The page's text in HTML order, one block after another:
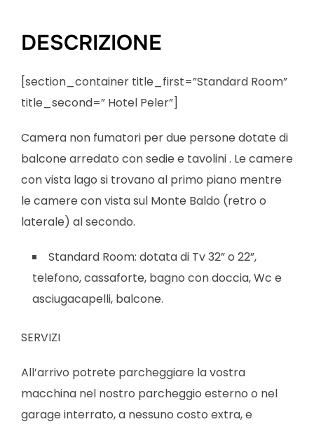
DESCRIZIONE
[section_container title_first=”Standard Room”
title_second=” Hotel Peler”]
Camera non fumatori per due persone dotate di
balcone arredato con sedie e tavolini . Le camere
con vista lago si trovano al primo piano mentre
le camere con vista sul Monte Baldo (retro o
laterale) al secondo.
Standard Room: dotata di Tv 32” o 22”,
telefono, cassaforte, bagno con doccia, Wc e
asciugacapelli, balcone.
SERVIZI
All’arrivo potrete parcheggiare la vostra
macchina nel nostro parcheggio esterno o nel
garage interrato, a nessuno costo extra, e